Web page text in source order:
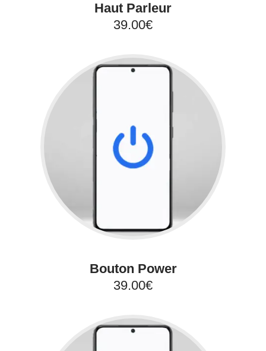
Haut Parleur
39.00€
Bouton Power
39.00€